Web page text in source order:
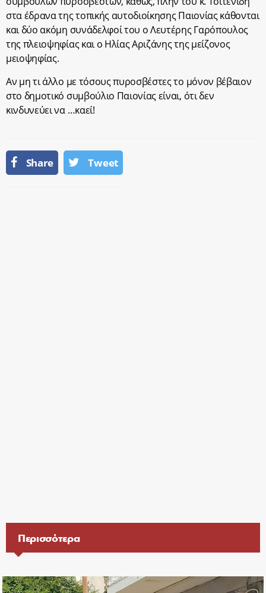
στα έδρανα της τοπικής αυτοδιοίκησης Παιονίας κάθονται
και δύο ακόμη συνάδελφοί του ο Λευτέρης Γαρόπουλος
της πλειοψηφίας και ο Ηλίας Αριζάνης της μείζονος
μειοψηφίας.
Αν μη τι άλλο με τόσους πυροσβέστες το μόνον βέβαιον
στο δημοτικό συμβούλιο Παιονίας είναι, ότι δεν
κινδυνεύει να …καεί!
Share Tweet
Περισσότερα